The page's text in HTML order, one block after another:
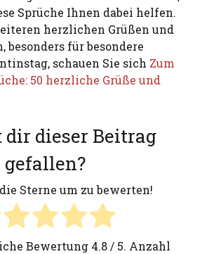
Sprüche Ihnen dabei helfen.
herzlichen Grüßen und
besonders für besondere
schauen Sie sich Zum
50 herzliche Grüße und
dir dieser Beitrag
gefallen?
Sterne um zu bewerten!
Bewertung 4.8 / 5. Anzahl